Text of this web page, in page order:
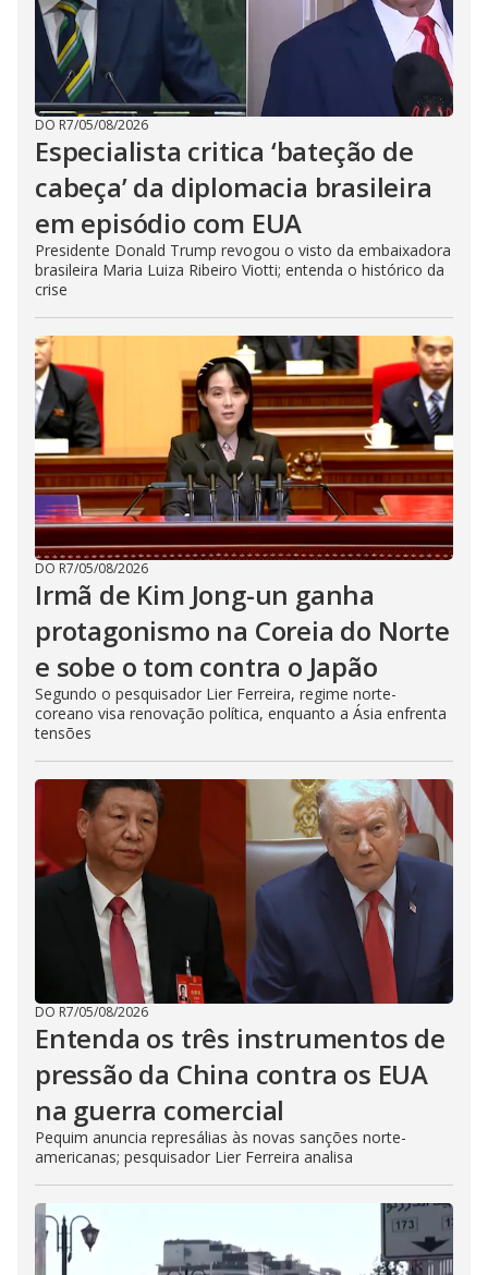
DO R7/05/08/2026
Especialista critica ‘bateção de
cabeça’ da diplomacia brasileira
em episódio com EUA
Presidente Donald Trump revogou o visto da embaixadora
brasileira Maria Luiza Ribeiro Viotti; entenda o histórico da
crise
DO R7/05/08/2026
Irmã de Kim Jong-un ganha
protagonismo na Coreia do Norte
e sobe o tom contra o Japão
Segundo o pesquisador Lier Ferreira, regime norte-
coreano visa renovação política, enquanto a Ásia enfrenta
tensões
DO R7/05/08/2026
Entenda os três instrumentos de
pressão da China contra os EUA
na guerra comercial
Pequim anuncia represálias às novas sanções norte-
americanas; pesquisador Lier Ferreira analisa